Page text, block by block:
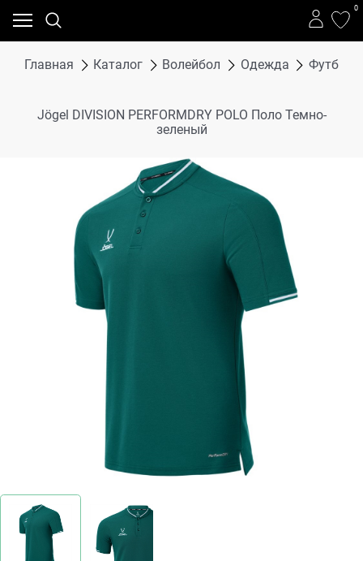
0
Главная Каталог Волейбол Одежда
Jögel DIVISION PERFORMDRY POLO Поло Темно-
зеленый